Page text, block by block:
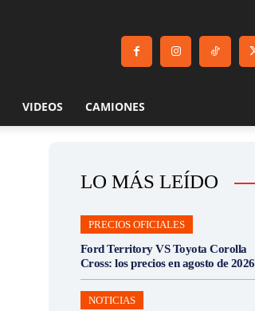
VIDEOS CAMIONES
LO MÁS LEÍDO
PRECIOS OFICIALES
Ford Territory VS Toyota Corolla
Cross: los precios en agosto de 2026
NOTICIAS